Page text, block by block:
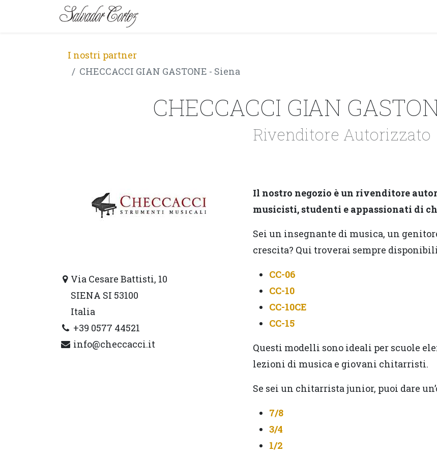
I nostri partner
CHECCACCI GIAN GASTONE - Siena
CHECCACCI GIAN
Rivenditore Autorizzato
Via Cesare Battisti, 10
SIENA SI 53100
Italia
+39 0577 44521
info@checcacci.it
Il nostro negozio è un rivenditore
musicisti, studenti e appassionati di
Sei un insegnante di musica, un
crescita? Qui troverai sempre
CC-06
CC-10
CC-10CE
CC-15
Questi modelli sono ideali per scuole
lezioni di musica e giovani chitarristi.
Se sei un chitarrista junior, puoi dare
7/8
3/4
1/2